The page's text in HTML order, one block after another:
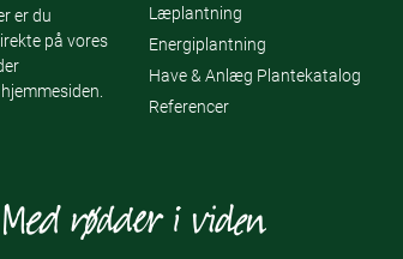
er du
på vores
Læplantning
Energiplantning
Have & Anlæg Plantekatalog
Referencer